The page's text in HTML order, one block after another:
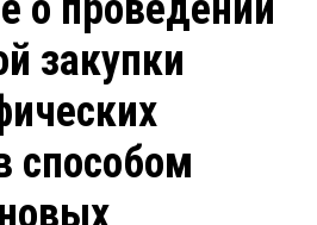
закупки
способом